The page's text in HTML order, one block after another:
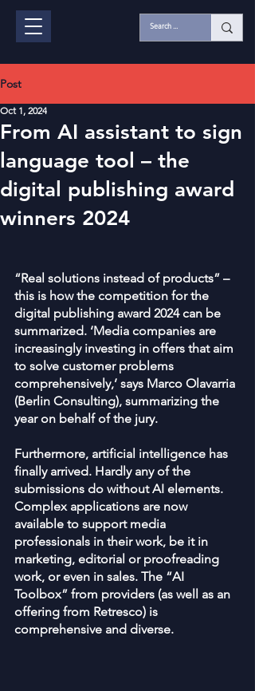
Post
From AI assistant to sign
language tool – the
digital publishing award
winners 2024
Oct 1, 2024
“Real solutions instead of products” –
this is how the competition for the
digital publishing award 2024 can be
summarized. ‘Media companies are
increasingly investing in offers that aim
to solve customer problems
comprehensively,’ says Marco Olavarria
(Berlin Consulting), summarizing the
year on behalf of the jury.
Furthermore, artificial intelligence has
finally arrived. Hardly any of the
submissions do without AI elements.
Complex applications are now
available to support media
professionals in their work, be it in
marketing, editorial or proofreading
work, or even in sales. The “AI
Toolbox” from providers (as well as an
offering from Retresco) is
comprehensive and diverse.